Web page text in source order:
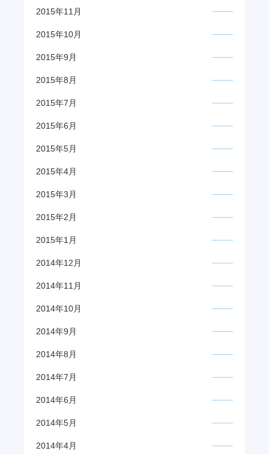
2015年11月
2015年10月
2015年9月
2015年8月
2015年7月
2015年6月
2015年5月
2015年4月
2015年3月
2015年2月
2015年1月
2014年12月
2014年11月
2014年10月
2014年9月
2014年8月
2014年7月
2014年6月
2014年5月
2014年4月